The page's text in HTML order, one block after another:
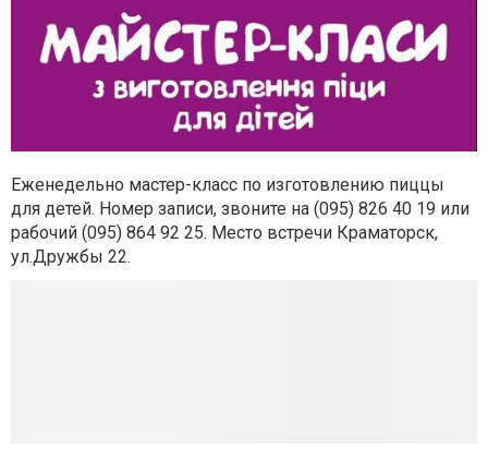
Еженедельно мастер-класс по изготовлению пиццы
для детей. Номер записи, звоните на (095) 826 40 19 или
рабочий (095) 864 92 25. Место встречи Краматорск,
ул.Дружбы 22.